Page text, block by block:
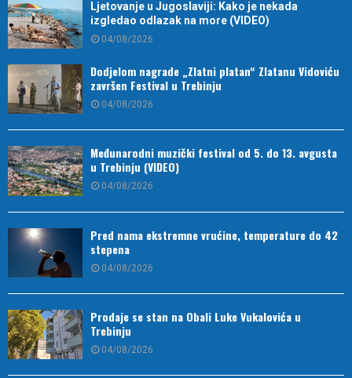
Ljetovanje u Jugoslaviji: Kako je nekada
izgledao odlazak na more (VIDEO)
04/08/2026
Dodjelom nagrade „Zlatni platan“ Zlatanu Vidoviću
završen Festival u Trebinju
04/08/2026
Međunarodni muzički festival od 5. do 13. avgusta
u Trebinju (VIDEO)
04/08/2026
Pred nama ekstremne vrućine, temperature do 42
stepena
04/08/2026
Prodaje se stan na Obali Luke Vukalovića u
Trebinju
04/08/2026